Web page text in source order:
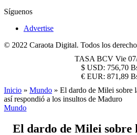
Síguenos
Advertise
© 2022 Caraota Digital. Todos los
TASA BCV Vie
$ USD: 756,70
€ EUR: 871,89
Inicio » Mundo » El dardo de Milei sobre
así respondió a los insultos de Maduro
Mundo
El dardo de Milei sobre